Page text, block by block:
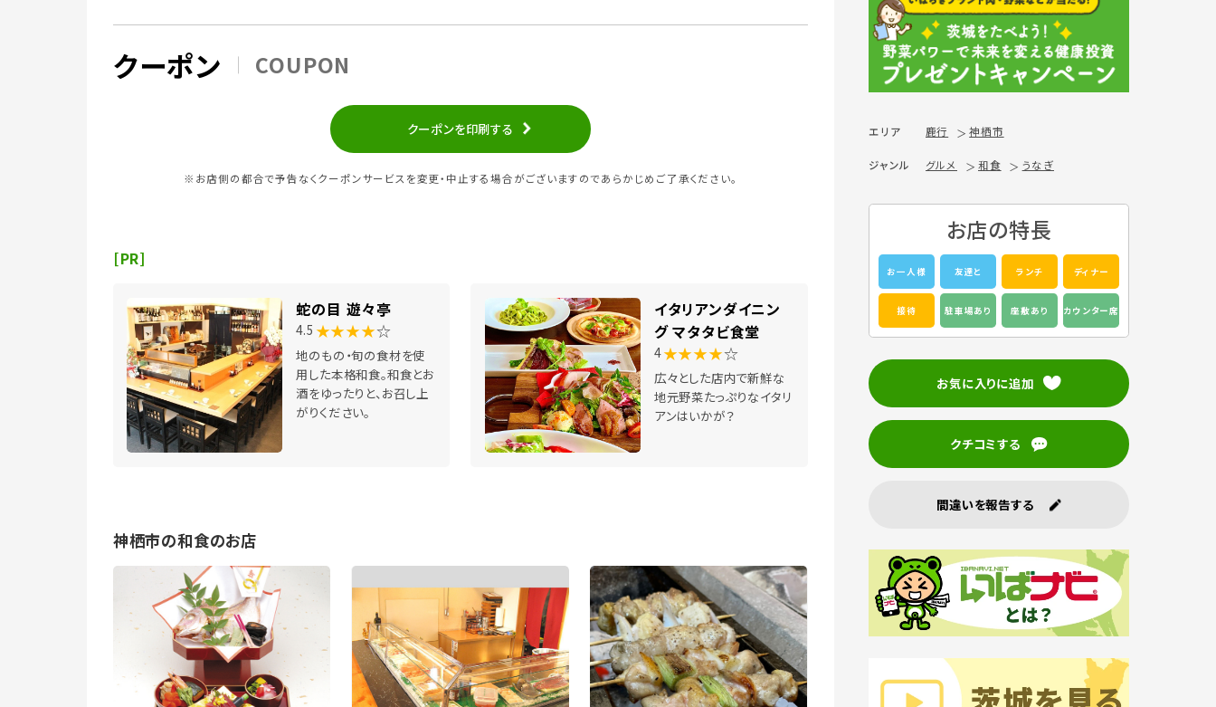
クーポン COUPON
クーポンを印刷する
※お店側の都合で予告なくクーポンサービスを変更・中止する場合がございますのであらかじめご了承ください。
[PR]
蛇の目 遊々亭
4.5 ★★★★☆
地のもの・旬の食材を使
用した本格和食。和食とお
酒をゆったりと、お召し上
がりください。
イタリアンダイニン
グ マタタビ食堂
4★★★★☆
広々とした店内で新鮮な
地元野菜たっぷりなイタリ
アンはいかが？
神栖市の和食のお店
エリア 鹿行 神栖市
ジャンル グルメ 和食 うなぎ
お店の特長
お一人様 友達と ランチ ディナー
接待 駐車場あり 座敷あり カウンター席
お気に入りに追加
クチコミする
間違いを報告する